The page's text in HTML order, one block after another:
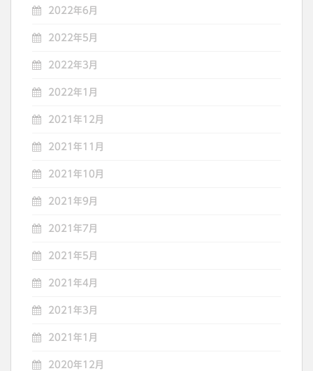
2022年6月
2022年5月
2022年3月
2022年1月
2021年12月
2021年11月
2021年10月
2021年9月
2021年7月
2021年5月
2021年4月
2021年3月
2021年1月
2020年12月